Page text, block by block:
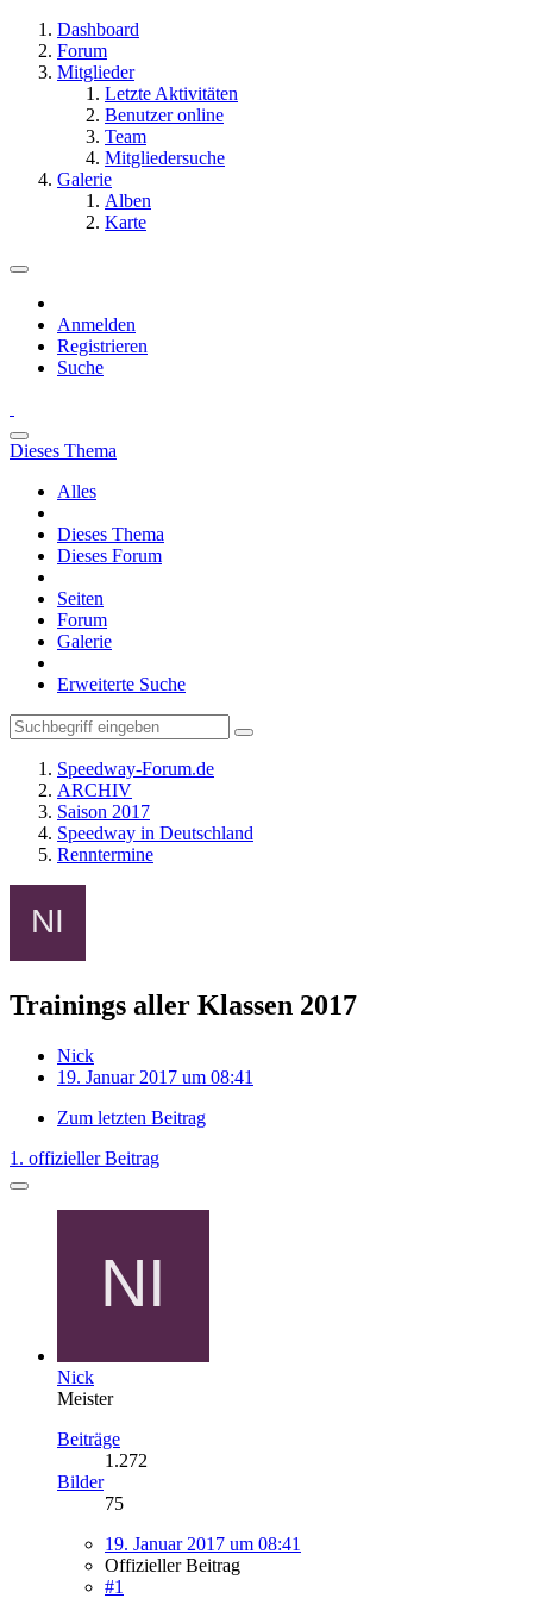
Dashboard
Forum
Mitglieder
Letzte Aktivitäten
Benutzer online
Team
Mitgliedersuche
Galerie
Alben
Karte
Anmelden
Registrieren
Suche
Dieses Thema
Alles
Dieses Thema
Dieses Forum
Seiten
Forum
Galerie
Erweiterte Suche
Speedway-Forum.de
ARCHIV
Saison 2017
Speedway in Deutschland
Renntermine
Trainings aller Klassen 2017
Nick
19. Januar 2017 um 08:41
Zum letzten Beitrag
1. offizieller Beitrag
Nick
Meister
Beiträge
1.272
Bilder
75
19. Januar 2017 um 08:41
Offizieller Beitrag
#1